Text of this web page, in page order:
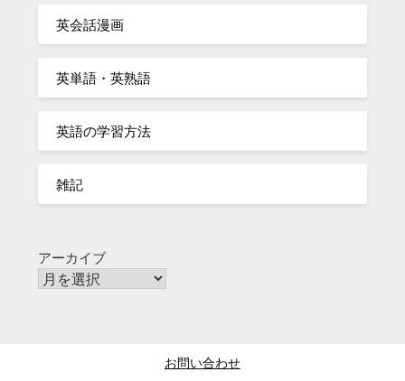
英会話漫画
英単語・英熟語
英語の学習方法
雑記
アーカイブ
お問い合わせ